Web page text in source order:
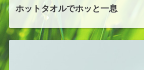
ホットタオルでホッと一息